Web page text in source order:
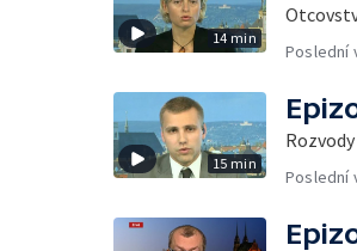
14 min
Poslední
15 min
Rozvody
Poslední